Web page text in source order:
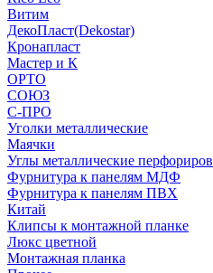
Витим
ДекоПласт(Dekostar)
Кронапласт
Мастер и К
ОРТО
СОЮЗ
С-ПРО
Уголки металлические
Маячки
Углы металлические
Фурнитура к панелям МДФ
Фурнитура к панелям ПВХ
Китай
Клипсы к монтажной планке
Люкс цветной
Монтажная планка